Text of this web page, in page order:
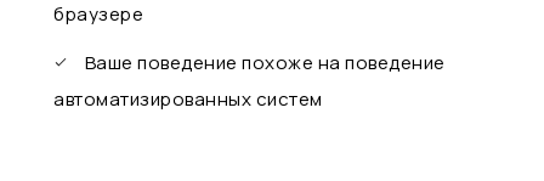
браузере
Ваше поведение похоже на поведение
автоматизированных систем